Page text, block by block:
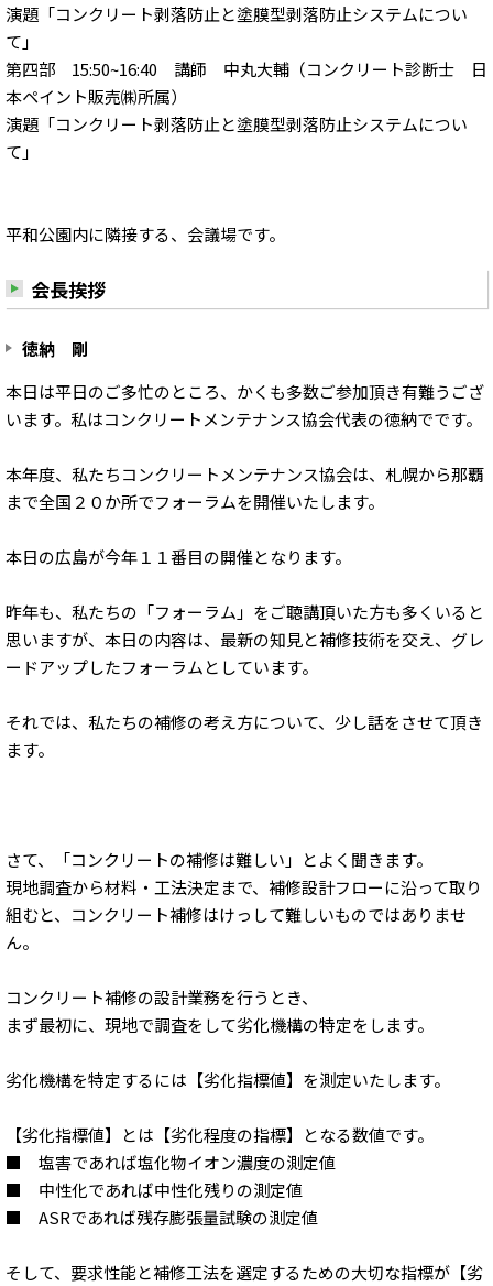
演題「コンクリート剥落防止と塗膜型剥落防止システムについ
て」
第四部 15:50~16:40 講師 中丸大輔（コンクリート診断士 日
本ペイント販売㈱所属）
演題「コンクリート剥落防止と塗膜型剥落防止システムについ
て」
平和公園内に隣接する、会議場です。
会長挨拶
徳納 剛
本日は平日のご多忙のところ、かくも多数ご参加頂き有難うござ
います。私はコンクリートメンテナンス協会代表の徳納でです。
本年度、私たちコンクリートメンテナンス協会は、札幌から那覇
まで全国２０か所でフォーラムを開催いたします。
本日の広島が今年１１番目の開催となります。
昨年も、私たちの「フォーラム」をご聴講頂いた方も多くいると
思いますが、本日の内容は、最新の知見と補修技術を交え、グレ
ードアップしたフォーラムとしています。
それでは、私たちの補修の考え方について、少し話をさせて頂き
ます。
さて、「コンクリートの補修は難しい」とよく聞きます。
現地調査から材料・工法決定まで、補修設計フローに沿って取り
組むと、コンクリート補修はけっして難しいものではありませ
ん。
コンクリート補修の設計業務を行うとき、
まず最初に、現地で調査をして劣化機構の特定をします。
劣化機構を特定するには【劣化指標値】を測定いたします。
【劣化指標値】とは【劣化程度の指標】となる数値です。
■ 塩害であれば塩化物イオン濃度の測定値
■ 中性化であれば中性化残りの測定値
■ ASRであれば残存膨張量試験の測定値
そして、要求性能と補修工法を選定するための大切な指標が【劣